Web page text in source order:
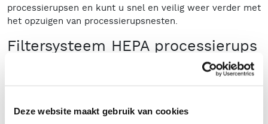
Deze website maakt gebruik van cookies
processierupsen en kunt u snel en veilig weer verder met
het opzuigen van processierupsnesten.
Filtersysteem HEPA processierups
De processierups stofzuigers zijn uitgerust met een
een HEPA H14 veiligheidsfilter. Deze combinatie zorgt